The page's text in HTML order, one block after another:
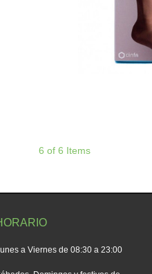
6 of 6 Items
a Viernes de 08:30 a 23:00